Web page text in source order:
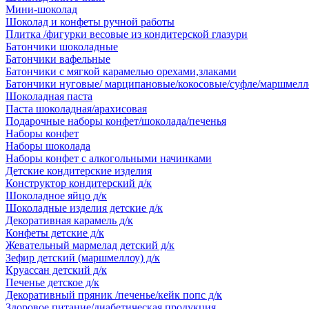
Мини-шоколад
Шоколад и конфеты ручной работы
Плитка /фигурки весовые из кондитерской глазури
Батончики шоколадные
Батончики вафельные
Батончики с мягкой карамелью орехами,злаками
Батончики нуговые/ марципановые/кокосовые/суфле/
Шоколадная паста
Паста шоколадная/арахисовая
Подарочные наборы конфет/шоколада/печенья
Наборы конфет
Наборы шоколада
Наборы конфет с алкогольными начинками
Детские кондитерские изделия
Конструктор кондитерский д/к
Шоколадное яйцо д/к
Шоколадные изделия детские д/к
Декоративная карамель д/к
Конфеты детские д/к
Жевательный мармелад детский д/к
Зефир детский (маршмеллоу) д/к
Круассан детский д/к
Печенье детское д/к
Декоративный пряник /печенье/кейк попс д/к